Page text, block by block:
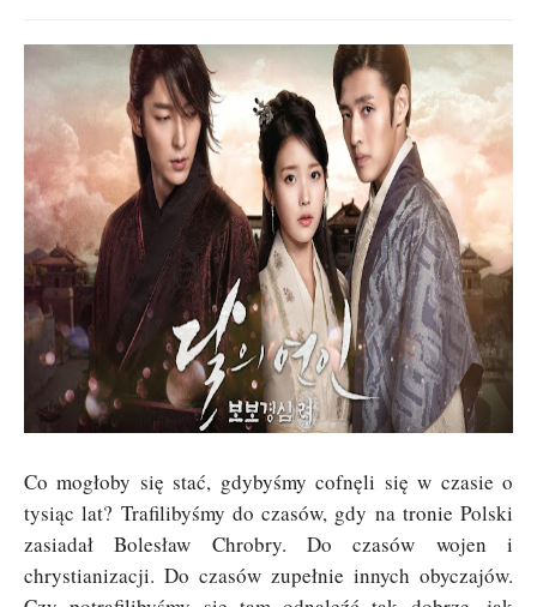
Co mogłoby się stać, gdybyśmy cofnęli się w czasie o
tysiąc lat? Trafilibyśmy do czasów, gdy na tronie Polski
zasiadał Bolesław Chrobry. Do czasów wojen i
chrystianizacji. Do czasów zupełnie innych obyczajów.